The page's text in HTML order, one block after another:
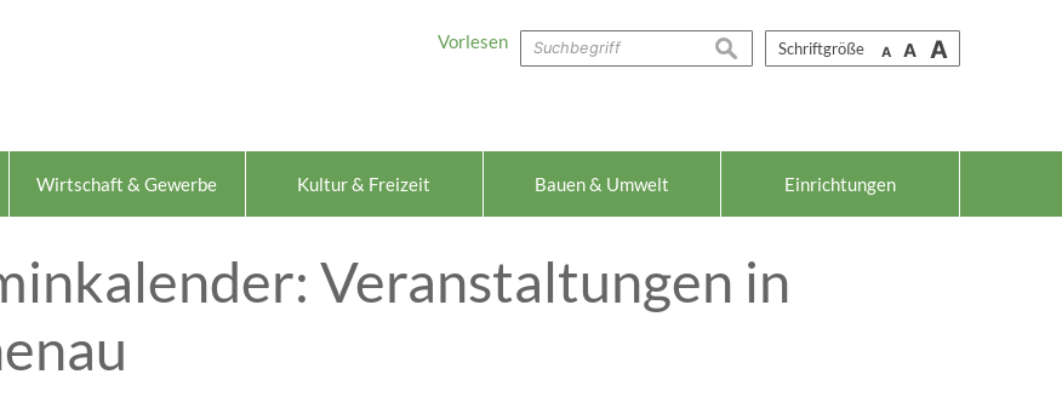
Schriftgröße A A A
suchen
Vorlesen
Wirtschaft & Gewerbe Kultur & Freizeit Bauen & Umwelt Einrichtungen
Veranstaltungen in